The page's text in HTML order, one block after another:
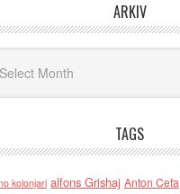
ARKIV
TAGS
kolonjari alfons Grishaj Anton Cefa